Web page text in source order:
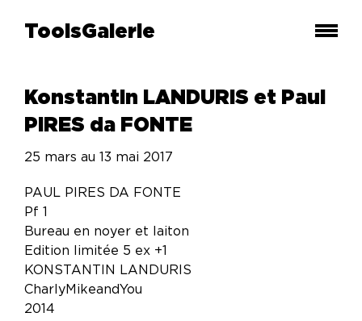
ToolsGalerie
Konstantin LANDURIS et Paul
PIRES da FONTE
25 mars au 13 mai 2017
PAUL PIRES DA FONTE
Pf 1
Bureau en noyer et laiton
Edition limitée 5 ex +1
KONSTANTIN LANDURIS
CharlyMikeandYou
2014